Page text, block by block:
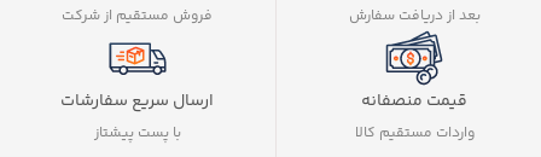
بعد از دریافت سفارش
قیمت منصفانه
واردات مستقیم کالا
فروش مستقیم از شرکت
ارسال سریع سفارشات
با پست پیشتاز